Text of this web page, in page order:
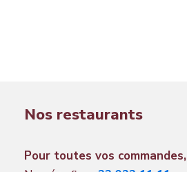
Nos restaurants
Pour toutes vos commandes,